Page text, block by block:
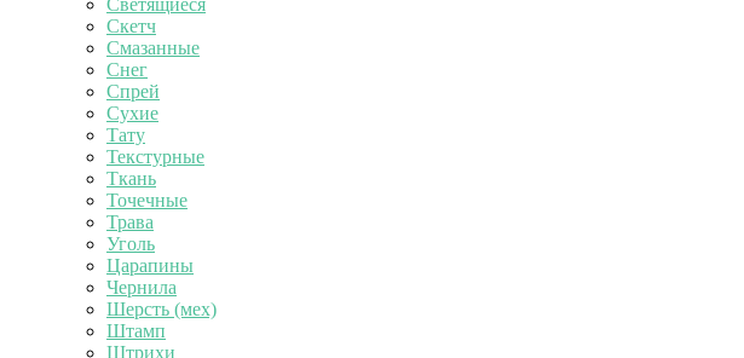
Светящиеся
Скетч
Смазанные
Снег
Спрей
Сухие
Тату
Текстурные
Ткань
Точечные
Трава
Уголь
Царапины
Чернила
Шерсть (мех)
Штамп
Штрихи